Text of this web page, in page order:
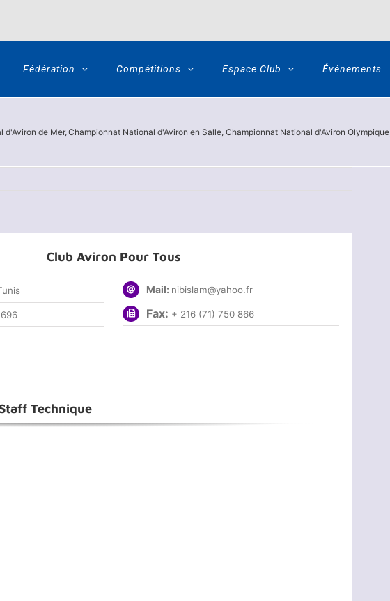
Fédération Compétitions Espace Club Événements
d'Aviron de Mer Championnat National d'Aviron en Salle Championnat National d'Aviron Olympique
Club Aviron Pour Tous
Mail: nibislam@yahoo.fr
Fax: + 216 (71) 750 866
Staff Technique